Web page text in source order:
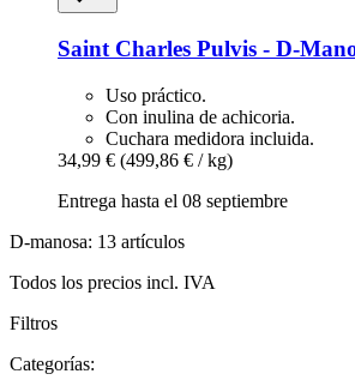
Saint Charles Pulvis -​ D-​
Uso práctico.
Con inulina de achicoria.
Cuchara medidora incluida.
34,99 € (499,86 € / kg)
Entrega hasta el 08 septiembre
D-manosa: 13 artículos
Todos los precios incl. IVA
Filtros
Categorías: